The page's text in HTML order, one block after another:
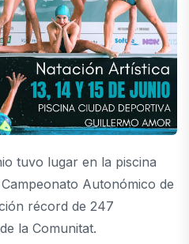
tuvo lugar en la piscina
Autonómico de
récord de 247
la Comunitat.